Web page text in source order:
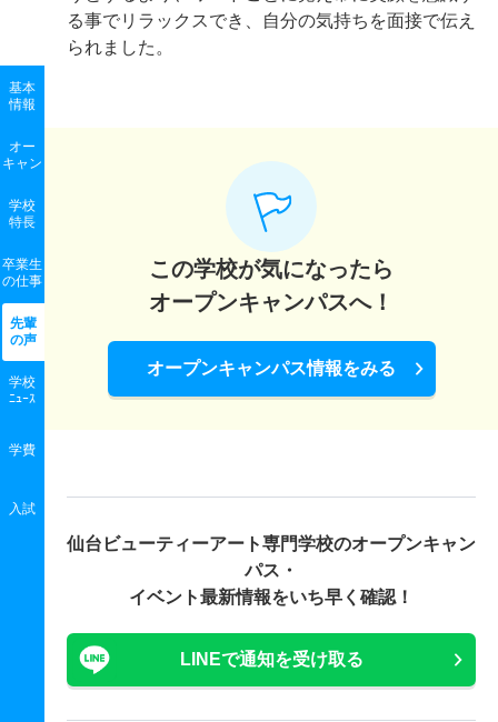
基本
情報
オー
キャン
学校
特長
卒業生
の仕事
先輩
の声
学校
ﾆｭｰｽ
学費
入試
る事でリラックスでき、自分の気持ちを面接で伝え
られました。
この学校が気になったら
オープンキャンパスへ！
オープンキャンパス情報をみる
仙台ビューティーアート専門学校のオープンキャン
パス・
イベント最新情報をいち早く確認！
LINEで通知を受け取る